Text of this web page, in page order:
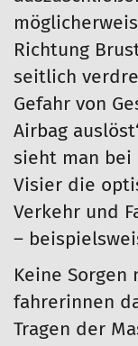
Richtung
seitlich
Gefahr von
Airbag
sieht man bei
Visier die
Verkehr und
–
Keine
fahrerinnen
Tragen der